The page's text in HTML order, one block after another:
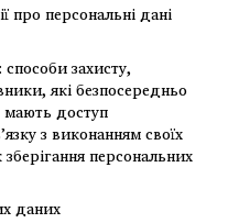
про персональні дані
захисту,
які безпосередньо
доступ
з виконанням своїх
персональних
даних